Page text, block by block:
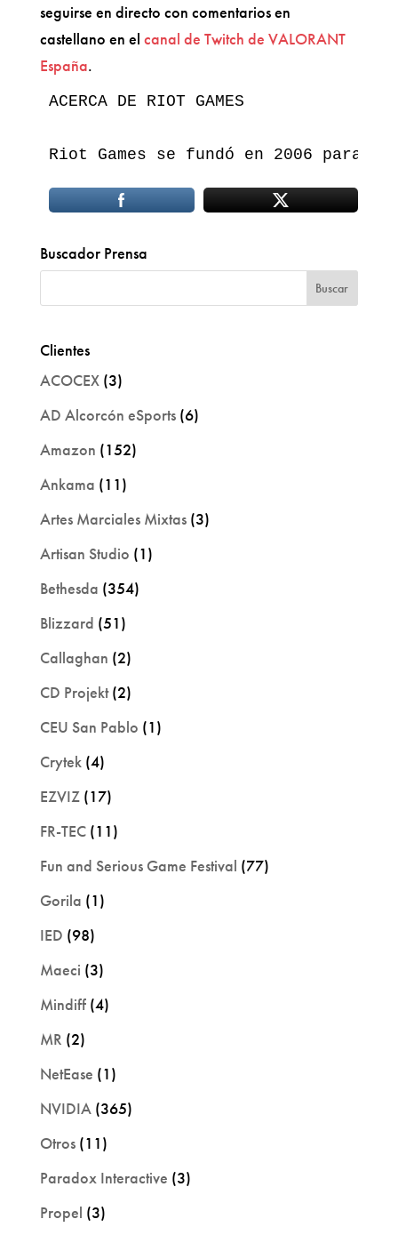
seguirse en directo con comentarios en
castellano en el canal de Twitch de VALORANT
España.
ACERCA DE RIOT GAMES
Riot Games se fundó en 2006 para
Buscador Prensa
Clientes
ACOCEX(3)
AD Alcorcón eSports(6)
Amazon (152)
Ankama (11)
Artes Marciales Mixtas(3)
Artisan Studio (1)
Bethesda (354)
Blizzard (51)
Callaghan (2)
CD Projekt(2)
CEU San Pablo (1)
Crytek(4)
EZVIZ(17)
FR-TEC(11)
Fun and Serious Game Festival (77)
Gorila (1)
IED (98)
Maeci (3)
Mindiff(4)
MR (2)
NetEase (1)
NVIDIA(365)
Otros(11)
Paradox Interactive (3)
Propel (3)